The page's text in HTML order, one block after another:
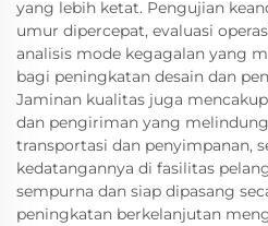
yang lebih ketat. Pengujian
umur dipercepat, evaluasi
analisis mode kegagalan yang
bagi peningkatan desain dan
Jaminan kualitas juga
dan pengiriman yang
transportasi dan penyimpanan,
kedatangannya di fasilitas
sempurna dan siap dipasang
peningkatan berkelanjutan